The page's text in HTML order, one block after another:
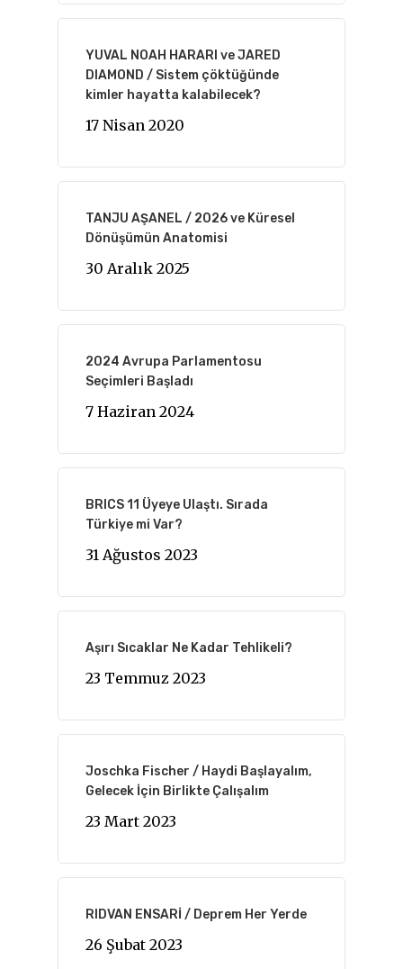
YUVAL NOAH HARARI ve JARED
DIAMOND / Sistem çöktüğünde
kimler hayatta kalabilecek?
17 Nisan 2020
TANJU AŞANEL / 2026 ve Küresel
Dönüşümün Anatomisi
30 Aralık 2025
2024 Avrupa Parlamentosu
Seçimleri Başladı
7 Haziran 2024
BRICS 11 Üyeye Ulaştı. Sırada
Türkiye mi Var?
31 Ağustos 2023
Aşırı Sıcaklar Ne Kadar Tehlikeli?
23 Temmuz 2023
Joschka Fischer / Haydi Başlayalım,
Gelecek İçin Birlikte Çalışalım
23 Mart 2023
RIDVAN ENSARİ / Deprem Her Yerde
26 Şubat 2023